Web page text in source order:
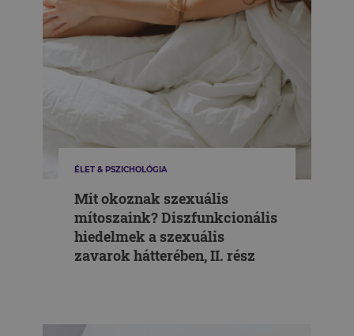
ÉLET & PSZICHOLÓGIA
Mit okoznak szexuális
mítoszaink? Diszfunkcionális
hiedelmek a szexuális
zavarok hátterében, II. rész